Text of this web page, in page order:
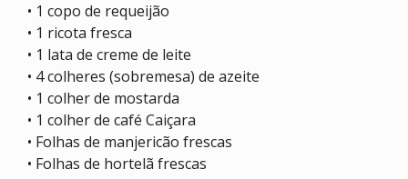
• 1 copo de requeijão
• 1 ricota fresca
• 1 lata de creme de leite
• 4 colheres (sobremesa) de azeite
• 1 colher de mostarda
• 1 colher de café Caiçara
• Folhas de manjericão frescas
• Folhas de hortelã frescas